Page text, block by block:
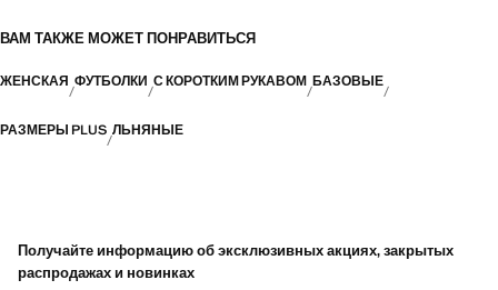
ВАМ ТАКЖЕ МОЖЕТ ПОНРАВИТЬСЯ
ЖЕНСКАЯ ФУТБОЛКИ С КОРОТКИМ РУКАВОМ БАЗОВЫЕ
РАЗМЕРЫ PLUS ЛЬНЯНЫЕ
Получайте информацию об эксклюзивных акциях, закрытых
распродажах и новинках